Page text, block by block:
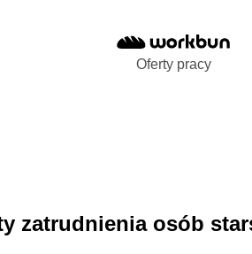
Oferty pracy
zatrudnienia osób